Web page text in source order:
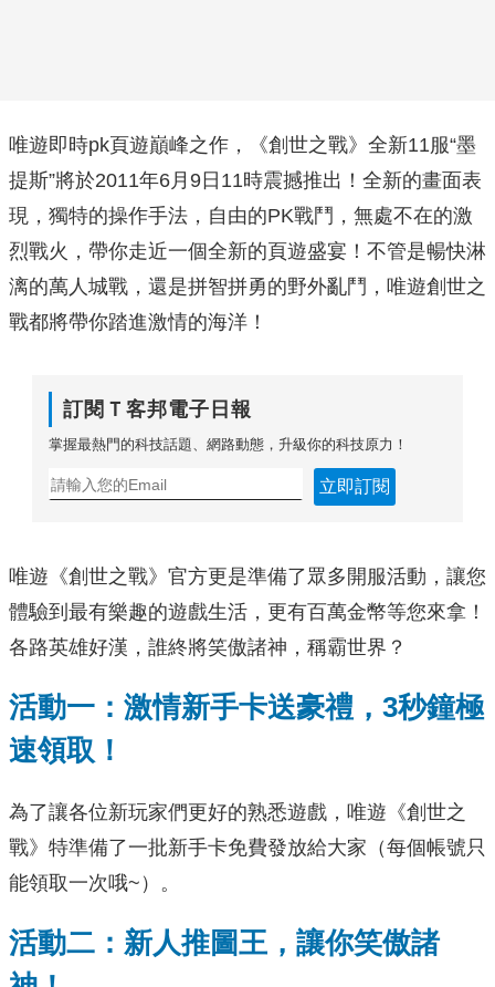
唯遊即時pk頁遊巔峰之作，《創世之戰》全新11服“墨
提斯”將於2011年6月9日11時震撼推出！全新的畫面表
現，獨特的操作手法，自由的PK戰鬥，無處不在的激
烈戰火，帶你走近一個全新的頁遊盛宴！不管是暢快淋
漓的萬人城戰，還是拼智拼勇的野外亂鬥，唯遊創世之
戰都將帶你踏進激情的海洋！
訂閱Ｔ客邦電子日報
掌握最熱門的科技話題、網路動態，升級你的科技原力！
立即訂閱
唯遊《創世之戰》官方更是準備了眾多開服活動，讓您
體驗到最有樂趣的遊戲生活，更有百萬金幣等您來拿！
各路英雄好漢，誰終將笑傲諸神，稱霸世界？
活動一：激情新手卡送豪禮，3秒鐘極
速領取！
為了讓各位新玩家們更好的熟悉遊戲，唯遊《創世之
戰》特準備了一批新手卡免費發放給大家（每個帳號只
能領取一次哦~）。
活動二：新人推圖王，讓你笑傲諸